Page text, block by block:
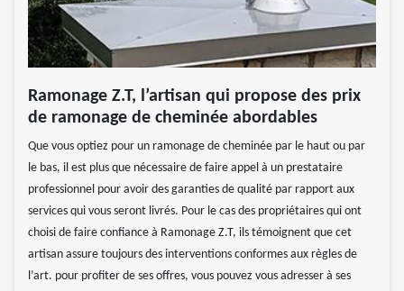
Ramonage Z.T, l’artisan qui propose des prix
de ramonage de cheminée abordables
Que vous optiez pour un ramonage de cheminée par le haut ou par
le bas, il est plus que nécessaire de faire appel à un prestataire
professionnel pour avoir des garanties de qualité par rapport aux
services qui vous seront livrés. Pour le cas des propriétaires qui ont
choisi de faire confiance à Ramonage Z.T, ils témoignent que cet
artisan assure toujours des interventions conformes aux règles de
l’art. pour profiter de ses offres, vous pouvez vous adresser à ses